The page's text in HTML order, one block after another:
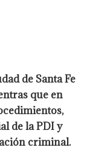
de Santa Fe
que en
de la PDI y
criminal.